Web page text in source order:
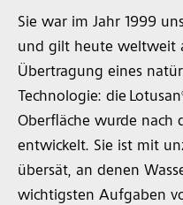
Sie war im Jahr 1999
und gilt heute weltweit
Übertragung eines
Technologie: die
Oberfläche wurde nach
entwickelt. Sie ist mit
übersät, an denen
wichtigsten Aufgaben